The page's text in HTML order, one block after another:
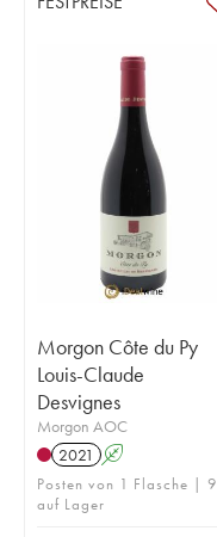
Morgon Côte du Py
Louis-Claude
Desvignes
Morgon AOC
2021
A
Posten von 1 Flasche | 9
auf Lager